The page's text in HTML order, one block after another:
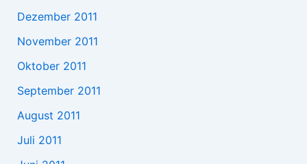
Dezember 2011
November 2011
Oktober 2011
September 2011
August 2011
Juli 2011